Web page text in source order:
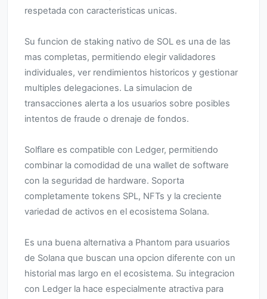
respetada con caracteristicas unicas.
Su funcion de staking nativo de SOL es una de las
mas completas, permitiendo elegir validadores
individuales, ver rendimientos historicos y gestionar
multiples delegaciones. La simulacion de
transacciones alerta a los usuarios sobre posibles
intentos de fraude o drenaje de fondos.
Solflare es compatible con Ledger, permitiendo
combinar la comodidad de una wallet de software
con la seguridad de hardware. Soporta
completamente tokens SPL, NFTs y la creciente
variedad de activos en el ecosistema Solana.
Es una buena alternativa a Phantom para usuarios
de Solana que buscan una opcion diferente con un
historial mas largo en el ecosistema. Su integracion
con Ledger la hace especialmente atractiva para